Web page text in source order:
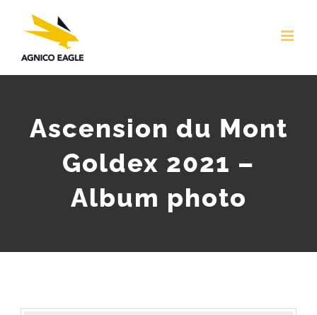
Ascension du Mont
Goldex 2021 –
Album photo